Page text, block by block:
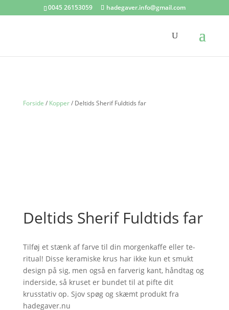
0045 26153059 hadegaver.info@gmail.com
Forside / Kopper/ Deltids Sherif Fuldtids far
Deltids Sherif Fuldtids far
Tilføj et stænk af farve til din morgenkaffe eller te-
ritual! Disse keramiske krus har ikke kun et smukt
design på sig, men også en farverig kant, håndtag og
inderside, så kruset er bundet til at pifte dit
krusstativ op. Sjov spøg og skæmt produkt fra
hadegaver.nu